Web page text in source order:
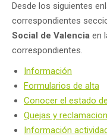
Desde los siguientes
correspondientes
Social de Valencia en
correspondientes.
Información
Formularios de alta
Conocer el estado
Quejas y
Información